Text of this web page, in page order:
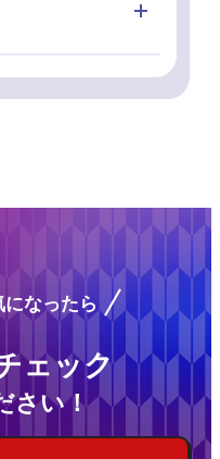
になったら
ェック
さい！